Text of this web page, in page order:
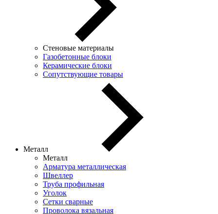
Стеновые материалы
Газобетонные блоки
Керамические блоки
Сопутствующие товары
Металл
Металл
Арматура металлическая
Швеллер
Труба профильная
Уголок
Сетки сварные
Проволока вязальная